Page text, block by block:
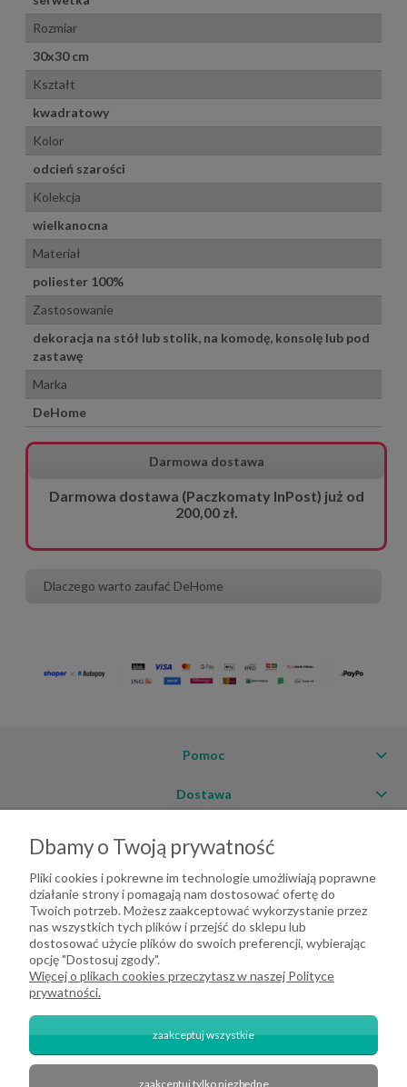
Rozmiar
30x30 cm
Kształt
kwadratowy
Kolor
odcień szarości
Kolekcja
wielkanocna
Materiał
poliester 100%
Zastosowanie
dekoracja na stół lub stolik, na komodę, konsolę lub pod
zastawę
Marka
DeHome
Darmowa dostawa
Darmowa dostawa (Paczkomaty InPost) już od
200,00 zł.
Dlaczego warto zaufać DeHome
Pomoc
Dostawa
O firmie
Dbamy o Twoją prywatność
Pliki cookies i pokrewne im technologie umożliwiają poprawne
działanie strony i pomagają nam dostosować ofertę do
Twoich potrzeb. Możesz zaakceptować wykorzystanie przez
nas wszystkich tych plików i przejść do sklepu lub
dostosować użycie plików do swoich preferencji, wybierając
opcję "Dostosuj zgody".
Więcej o plikach cookies przeczytasz w naszej Polityce
prywatności.
zaakceptuj wszystkie
zaakceptuj tylko niezbędne